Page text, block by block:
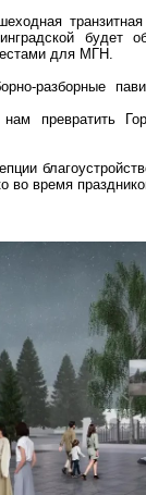
будет
для МГН.
превратить
время